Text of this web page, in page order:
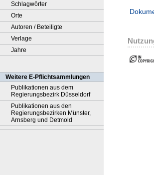
Schlagwörter
Orte
Autoren / Beteiligte
Verlage
Jahre
Weitere E-Pflichtsammlungen
Publikationen aus dem
Regierungsbezirk Düsseldorf
Publikationen aus den
Regierungsbezirken Münster,
Arnsberg und Detmold